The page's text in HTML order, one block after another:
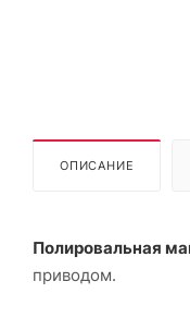
ОПИСАНИЕ
Полировальная
приводом.